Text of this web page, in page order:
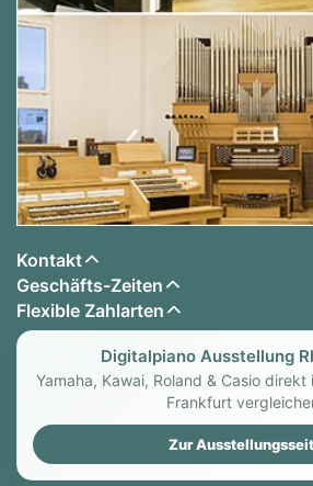
Kontakt
Geschäfts-Zeiten
Flexible Zahlarten
Digitalpiano Ausstellung
Yamaha, Kawai, Roland & Casio
Frankfurt
Zur